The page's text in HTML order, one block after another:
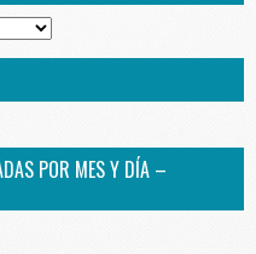
POR MES Y DÍA –